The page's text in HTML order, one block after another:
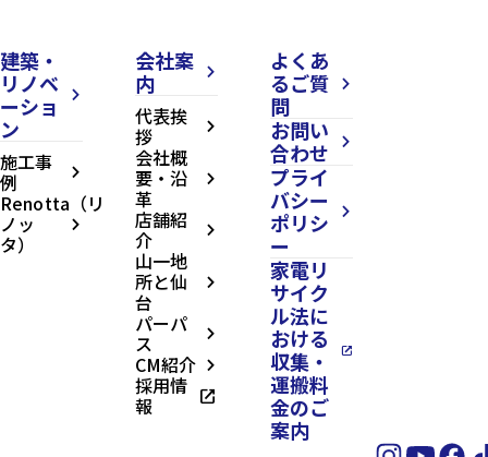
建築・
リノベ
ーショ
ン
arrow_forward_ios
施工事
例 arrow_forward_ios
Renotta（リ
ノッ
タ）
arrow_forward_ios
会社案
内
arrow_forward_ios
代表挨
拶 arrow_forward_ios
会社概
要・沿
革
arrow_forward_ios
店舗紹
介 arrow_forward_ios
山一地
所と仙
台
arrow_forward_ios
パーパ
ス arrow_forward_ios
CM紹介 arrow_forward_ios
採用情
報 open_in_new
よくあ
るご質
問
arrow_forward_ios
お問い
合わせ
arrow_forward_ios
プライ
バシー
ポリシ
ー
arrow_forward_ios
家電リ
サイク
ル法に
おける
収集・
運搬料
金のご
案内
open_in_new